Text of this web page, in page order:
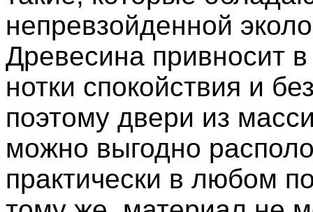
непревзойденной
Древесина привносит
нотки спокойствия и
поэтому двери из
можно выгодно
практически в любом